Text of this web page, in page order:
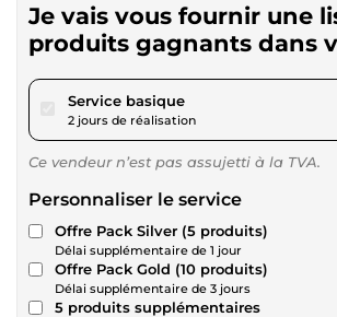
Je vais vous fournir une
produits gagnants dans
Service basiquepour 17,34 $US
2 jours de réalisation
Ce vendeur n’est pas assujetti à la TVA.
Personnaliser le service
Offre Pack Silver (5 produits)
Délai supplémentaire de 1 jour
Offre Pack Gold (10 produits)
Délai supplémentaire de 3 jours
5 produits supplémentaires